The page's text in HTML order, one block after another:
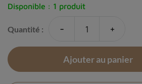
Disponible : 1 produit
Quantité : - +
Ajouter au panier